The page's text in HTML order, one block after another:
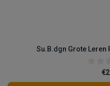
Su.B.dgn Grote Leren